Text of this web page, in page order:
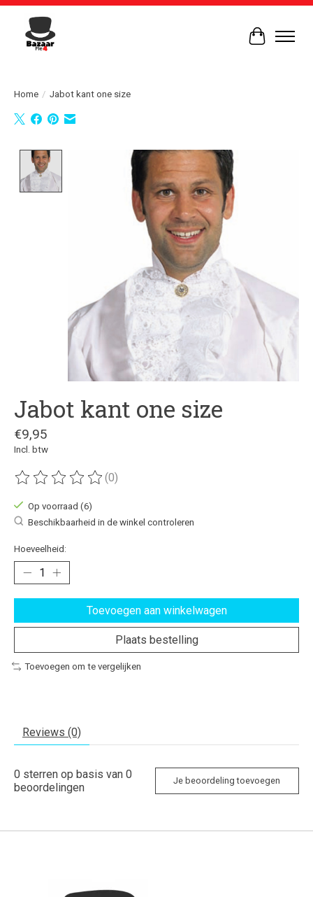
Home / Jabot kant one size
Product image slideshow Items
Jabot kant one size
€9,95
Incl. btw
De beoordeling van dit product is
(0)
Op voorraad (6)
Beschikbaarheid in de winkel controleren
Hoeveelheid:
Toevoegen aan winkelwagen
Plaats bestelling
Toevoegen om te vergelijken
Reviews (0)
0 sterren op basis van 0
beoordelingen
Je beoordeling toevoegen